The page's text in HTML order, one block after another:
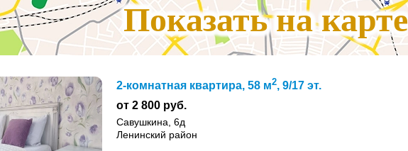
Показать на карте
2-комнатная квартира, 58 м2, 9/17 эт.
от 2 800 руб.
Савушкина, 6д
Ленинский район